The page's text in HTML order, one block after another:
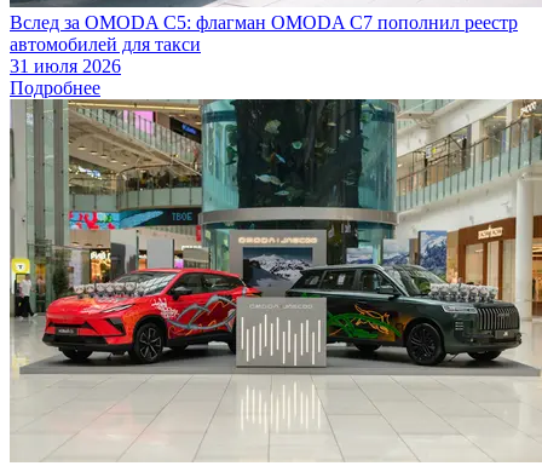
Вслед за OMODA C5: флагман OMODA C7 пополнил реестр
автомобилей для такси
31 июля 2026
Подробнее